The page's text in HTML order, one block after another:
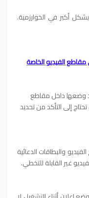
أكبر في الخوارزمية.
الفيديو الخاصة
وضعها داخل مقاطع
إلى التأكد من تحديد
والبطاقات الدعائية
غير القابلة للتخطي.